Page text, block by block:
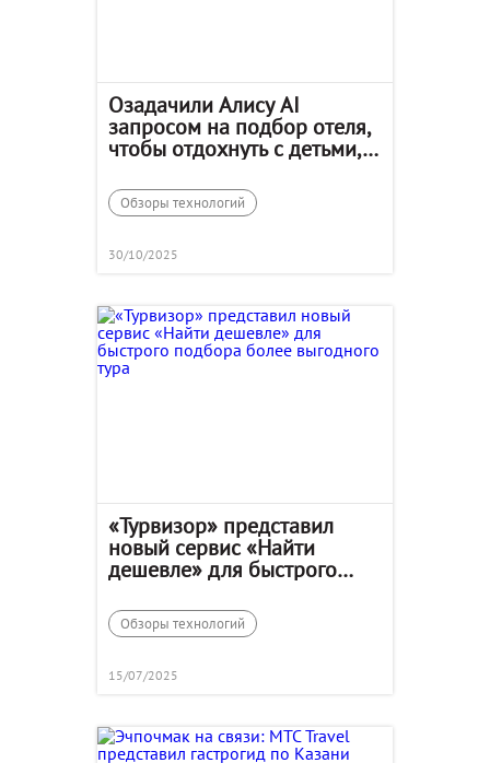
Озадачили Алису AI
запросом на подбор отеля,
чтобы отдохнуть с детьми,
Обзоры технологий
30/10/2025
«Турвизор» представил
новый сервис «Найти
дешевле» для быстрого
тура
Обзоры технологий
15/07/2025